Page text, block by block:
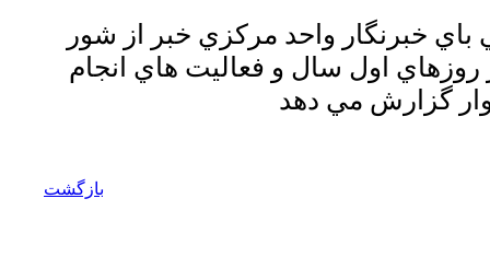
خبرنگار واحد مركزي خبر از شور
روزهاي اول سال و فعاليت هاي انجام
بازگشت